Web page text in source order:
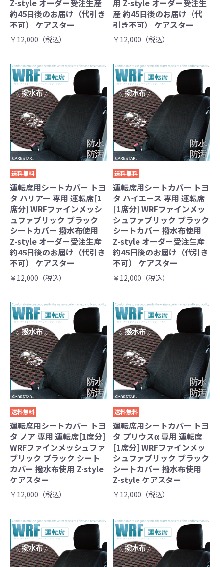
Z-style オーダー受注生産
約45日後のお届け（代引き
不可） ケアスター
￥12,000（税込）
用 Z-style オーダー受注生
産 約45日後のお届け（代
引き不可） ケアスター
￥12,000（税込）
送料無料
運転席用シートカバー トヨ
タ ハリアー 専用 運転席[1
席分] WRFファインメッシ
ュファブリック ブラック
シートカバー 撥水布使用
Z-style オーダー受注生産
約45日後のお届け（代引き
不可） ケアスター
￥12,000（税込）
送料無料
運転席用シートカバー トヨ
タ ハイエース 専用 運転席
[1席分] WRFファインメッ
シュファブリック ブラック
シートカバー 撥水布使用
Z-style オーダー受注生産
約45日後のお届け（代引き
不可） ケアスター
￥12,000（税込）
送料無料
運転席用シートカバー トヨ
タ ノア 専用 運転席[1席分]
WRFファインメッシュファ
ブリック ブラック シート
カバー 撥水布使用 Z-style
ケアスター
￥12,000（税込）
送料無料
運転席用シートカバー トヨ
タ プリウスα 専用 運転席
[1席分] WRFファインメッ
シュファブリック ブラック
シートカバー 撥水布使用
Z-style ケアスター
￥12,000（税込）